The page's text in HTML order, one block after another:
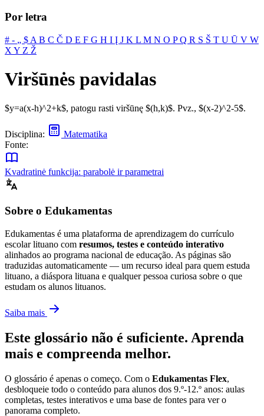
Por letra
# ‐ „ $ A B C Č D E F G H I Į J K L M N O PQ R S Š T U Ū V W
X Y Z Ž
Viršūnės pavidalas
$y=a(x-h)^2+k$, patogu rasti viršūnę $(h,k)$. Pvz., $(x-2)^2-5$.
Disciplina:
Matematika
Fonte:
Kvadratinė funkcija: parabolė ir parametrai
Sobre o Edukamentas
Edukamentas é uma plataforma de aprendizagem do currículo
escolar lituano com resumos, testes e conteúdo interativo
alinhados ao programa nacional de educação. As páginas são
traduzidas automaticamente — um recurso ideal para quem estuda
lituano, a diáspora lituana e qualquer pessoa curiosa sobre o que
estudam os alunos lituanos.
Saiba mais
Este glossário não é suficiente. Aprenda
mais e compreenda melhor.
O glossário é apenas o começo. Com o Edukamentas Flex,
desbloqueie todo o conteúdo para alunos dos 9.º-12.º anos: aulas
completas, testes interativos e uma base de fontes para ver o
panorama completo.